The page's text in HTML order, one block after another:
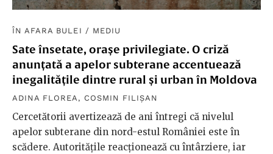
ÎN AFARA BULEI / MEDIU
Sate însetate, orașe privilegiate. O criză
anunțată a apelor subterane accentuează
inegalitățile dintre rural și urban în Moldova
ADINA FLOREA , COSMIN FILIȘAN
Cercetătorii avertizează de ani întregi că nivelul
apelor subterane din nord-estul României este în
scădere. Autoritățile reacționează cu întârziere, iar